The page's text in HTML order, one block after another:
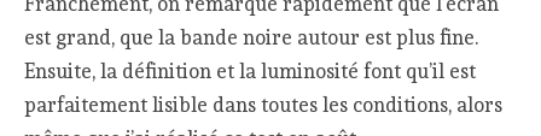
est grand, que la bande noire autour est plus fine.
Ensuite, la définition et la luminosité font qu’il est
parfaitement lisible dans toutes les conditions, alors